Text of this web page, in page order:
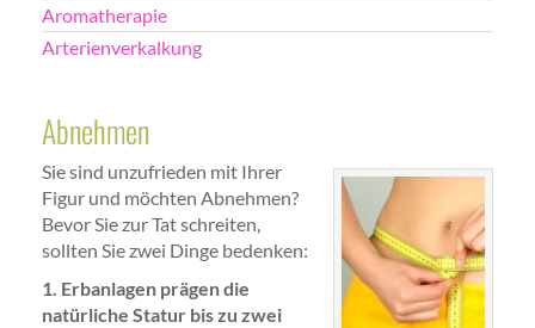
Aromatherapie
Arterienverkalkung
Abnehmen
Sie sind unzufrieden mit Ihrer
Figur und möchten Abnehmen?
Bevor Sie zur Tat schreiten,
sollten Sie zwei Dinge bedenken:
1. Erbanlagen prägen die
natürliche Statur bis zu zwei